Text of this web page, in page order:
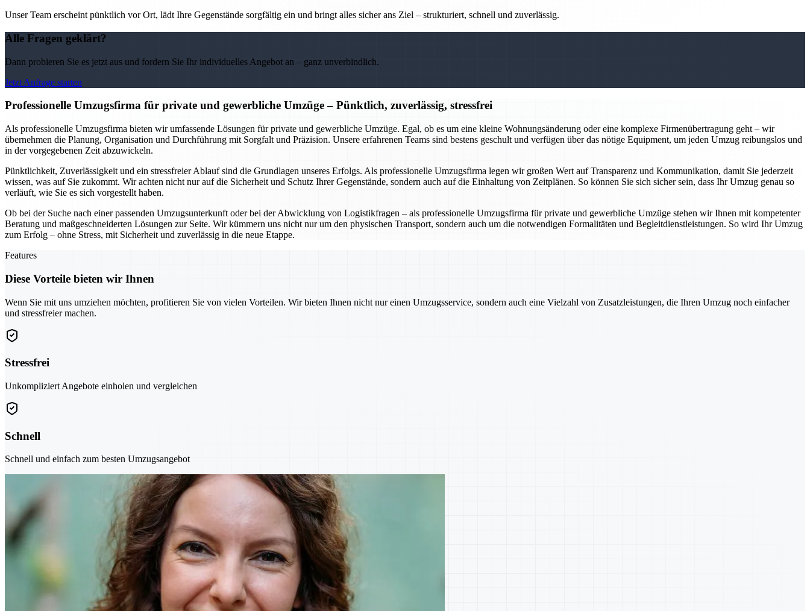
Unser Team erscheint pünktlich vor Ort, lädt Ihre Gegenstände sorgfältig ein und bringt alles sicher ans Ziel – strukturiert, schnell und zuverlässig.
Alle Fragen geklärt?
Dann probieren Sie es jetzt aus und fordern Sie Ihr individuelles Angebot an – ganz unverbindlich.
Jetzt Anfrage starten
Professionelle Umzugsfirma für private und gewerbliche Umzüge – Pünktlich, zuverlässig, stressfrei
Als professionelle Umzugsfirma bieten wir umfassende Lösungen für private und gewerbliche Umzüge. Egal, ob es um eine kleine Wohnungsänderung oder eine komplexe Firmenübertragung geht – wir
übernehmen die Planung, Organisation und Durchführung mit Sorgfalt und Präzision. Unsere erfahrenen Teams sind bestens geschult und verfügen über das nötige Equipment, um jeden Umzug reibungslos und
in der vorgegebenen Zeit abzuwickeln.
Pünktlichkeit, Zuverlässigkeit und ein stressfreier Ablauf sind die Grundlagen unseres Erfolgs. Als professionelle Umzugsfirma legen wir großen Wert auf Transparenz und Kommunikation, damit Sie jederzeit
wissen, was auf Sie zukommt. Wir achten nicht nur auf die Sicherheit und Schutz Ihrer Gegenstände, sondern auch auf die Einhaltung von Zeitplänen. So können Sie sich sicher sein, dass Ihr Umzug genau so
verläuft, wie Sie es sich vorgestellt haben.
Ob bei der Suche nach einer passenden Umzugsunterkunft oder bei der Abwicklung von Logistikfragen – als professionelle Umzugsfirma für private und gewerbliche Umzüge stehen wir Ihnen mit kompetenter
Beratung und maßgeschneiderten Lösungen zur Seite. Wir kümmern uns nicht nur um den physischen Transport, sondern auch um die notwendigen Formalitäten und Begleitdienstleistungen. So wird Ihr Umzug
zum Erfolg – ohne Stress, mit Sicherheit und zuverlässig in die neue Etappe.
Features
Diese Vorteile bieten wir Ihnen
Wenn Sie mit uns umziehen möchten, profitieren Sie von vielen Vorteilen. Wir bieten Ihnen nicht nur einen Umzugsservice, sondern auch eine Vielzahl von Zusatzleistungen, die Ihren Umzug noch einfacher
und stressfreier machen.
Stressfrei
Unkompliziert Angebote einholen und vergleichen
Schnell
Schnell und einfach zum besten Umzugsangebot